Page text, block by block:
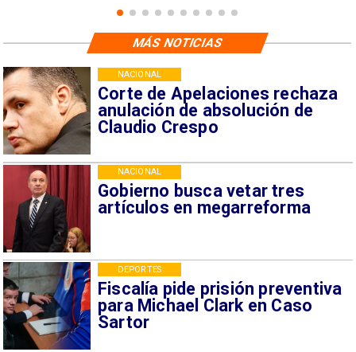
Corte de Apelaciones rechaza
anulación de absolución de
Claudio Crespo
NACIONAL
Gobierno busca vetar tres
artículos en megarreforma
NACIONAL
Fiscalía pide prisión preventiva
para Michael Clark en Caso
Sartor
DEPORTES
MÁS NOTICIAS